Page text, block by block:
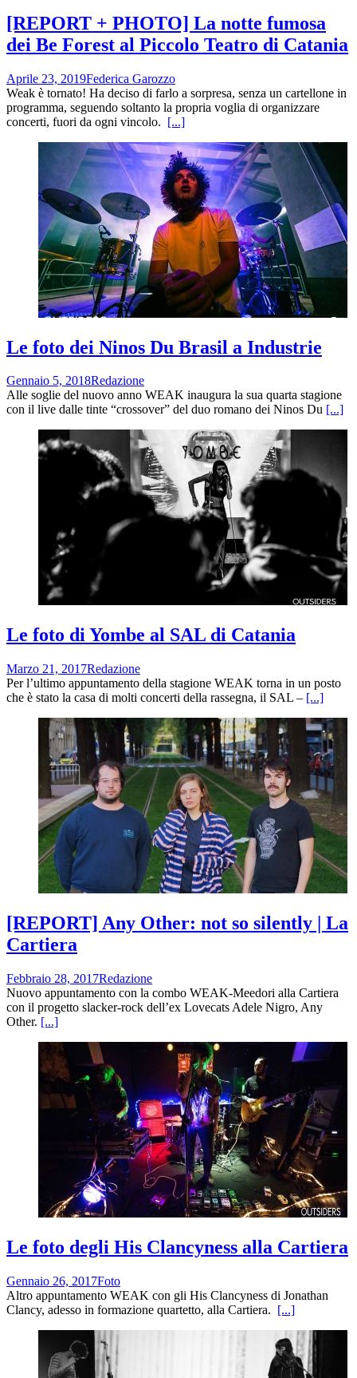
[REPORT + PHOTO] La notte fumosa
dei Be Forest al Piccolo Teatro di Catania
Aprile 23, 2019Federica Garozzo
Weak è tornato! Ha deciso di farlo a sorpresa, senza un cartellone in
programma, seguendo soltanto la propria voglia di organizzare
concerti, fuori da ogni vincolo. [...]
Le foto dei Ninos Du Brasil a Industrie
Gennaio 5, 2018Redazione
Alle soglie del nuovo anno WEAK inaugura la sua quarta stagione
con il live dalle tinte “crossover” del duo romano dei Ninos Du [...]
Le foto di Yombe al SAL di Catania
Marzo 21, 2017Redazione
Per l’ultimo appuntamento della stagione WEAK torna in un posto
che è stato la casa di molti concerti della rassegna, il SAL – [...]
[REPORT] Any Other: not so silently | La
Cartiera
Febbraio 28, 2017Redazione
Nuovo appuntamento con la combo WEAK-Meedori alla Cartiera
con il progetto slacker-rock dell’ex Lovecats Adele Nigro, Any
Other. [...]
Le foto degli His Clancyness alla Cartiera
Gennaio 26, 2017Foto
Altro appuntamento WEAK con gli His Clancyness di Jonathan
Clancy, adesso in formazione quartetto, alla Cartiera. [...]